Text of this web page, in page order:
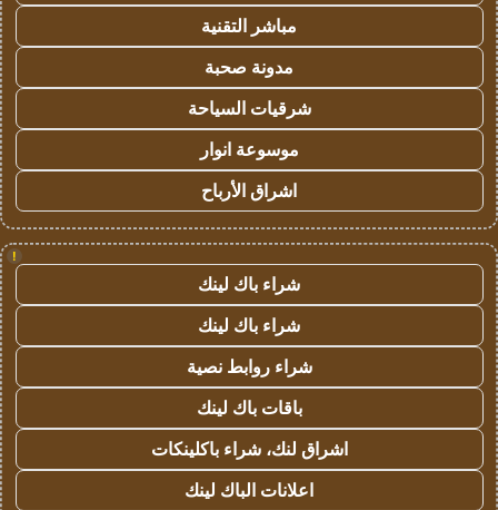
مباشر التقنية
مدونة صحبة
شرقيات السياحة
موسوعة انوار
اشراق الأرباح
!
شراء باك لينك
شراء باك لينك
شراء روابط نصية
باقات باك لينك
اشراق لنك، شراء باكلينكات
اعلانات الباك لينك